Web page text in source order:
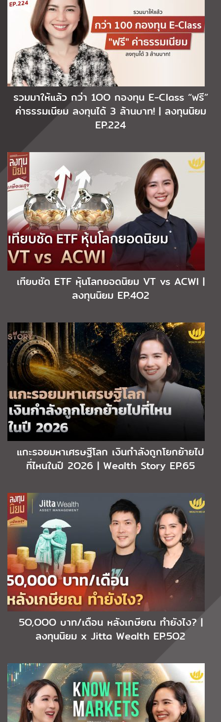
รวมมาให้แล้ว กว่า 1OO กองทุน E-Class “ฟรี”
ค่าธรรมเนียม ลงทุนได้ 3 ล้านบาท! | ลงทุนนิยม
EP.224
เทียบชัด ETF หุ้นโลกยอดนิยม VT vs ACWI |
ลงทุนนิยม EP.4O2
แกะรอยมหาเศรษฐีโลก เงินกำลังถูกโยกย้ายไป
ที่ไหนในปี 2O26 | Wealth Story EP.65
5O,OOO บาท/เดือน หลังเกษียณ ทำยังไง? |
ลงทุนนิยม x Jitta Wealth EP.5O2